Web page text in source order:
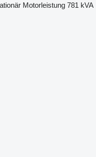
Motorleistung 781 kVA